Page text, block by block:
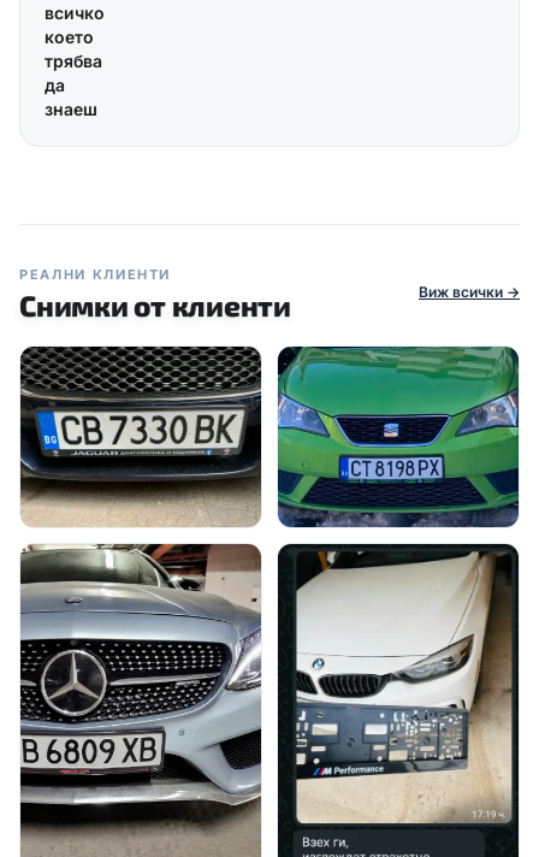
всичко
което
трябва
да
знаеш
РЕАЛНИ КЛИЕНТИ
Снимки от клиенти Виж всички →